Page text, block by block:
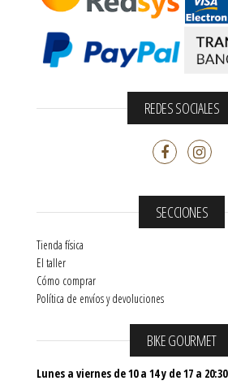
REDES SOCIALES
SECCIONES
Tienda física
El taller
Cómo comprar
Política de envíos y devoluciones
BIKE GOURMET
Lunes a viernes de 10 a 14 y de 17 a 20:30